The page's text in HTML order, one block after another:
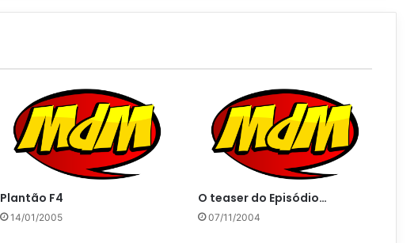
Plantão F4
14/01/2005
O teaser do Episódio…
07/11/2004